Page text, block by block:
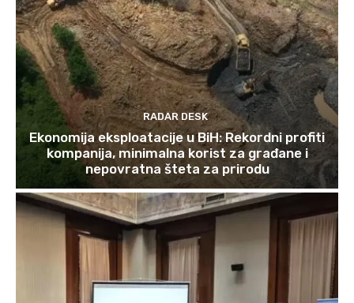
RADAR DESK
Ekonomija eksploatacije u BiH: Rekordni profiti
kompanija, minimalna korist za građane i
nepovratna šteta za prirodu